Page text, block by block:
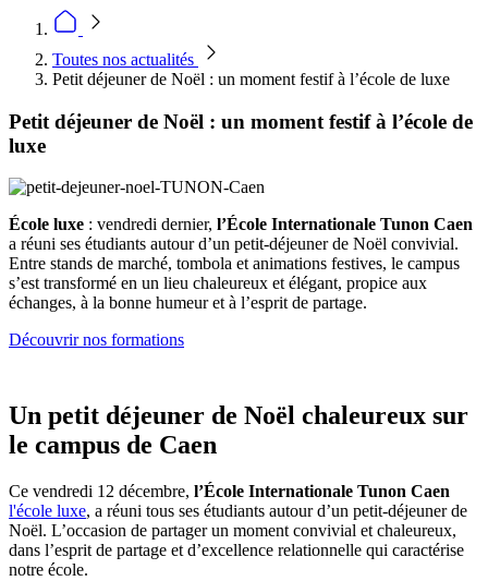
Toutes nos actualités
Petit déjeuner de Noël : un moment festif à l’école de luxe
Petit déjeuner de Noël : un moment festif à l’école de
luxe
École luxe : vendredi dernier, l’École Internationale Tunon Caen
a réuni ses étudiants autour d’un petit-déjeuner de Noël convivial.
Entre stands de marché, tombola et animations festives, le campus
s’est transformé en un lieu chaleureux et élégant, propice aux
échanges, à la bonne humeur et à l’esprit de partage.
Découvrir nos formations
Un petit déjeuner de Noël chaleureux sur
le campus de Caen
Ce vendredi 12 décembre, l’École Internationale Tunon Caen
l'école luxe, a réuni tous ses étudiants autour d’un petit-déjeuner de
Noël. L’occasion de partager un moment convivial et chaleureux,
dans l’esprit de partage et d’excellence relationnelle qui caractérise
notre école.